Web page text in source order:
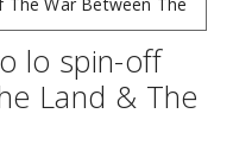
lo spin-off
Land & The